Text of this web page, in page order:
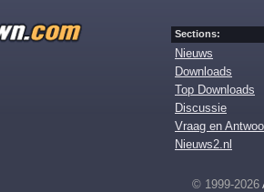
Sections:
Nieuws
Downloads
Top Downloads
Discussie
Vraag en
Nieuws2.nl
© 1999-2026